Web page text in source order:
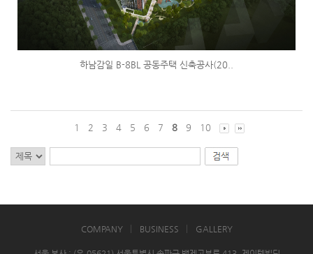
하남감일 B-8BL 공동주택 신축공사(20..
1 2 3 4 5 6 7 8 9 10
COMPANY BUSINESS GALLERY